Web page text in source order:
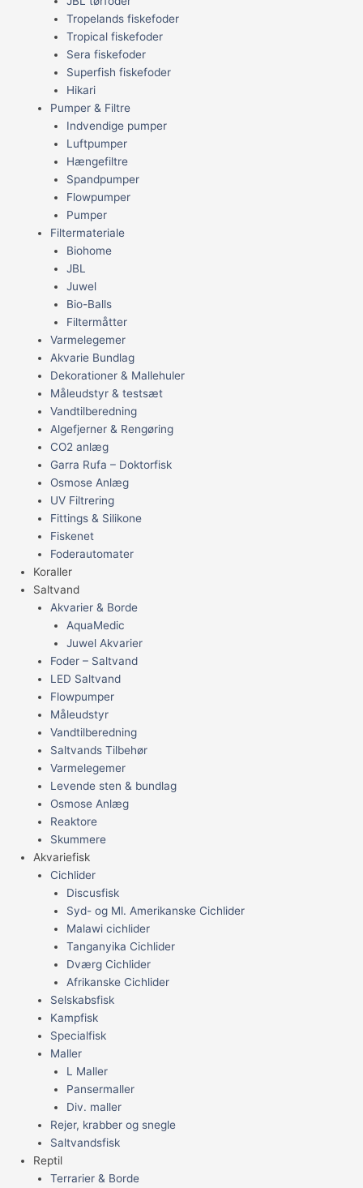
Tropelands fiskefoder
Tropical fiskefoder
Sera fiskefoder
Superfish fiskefoder
Hikari
Pumper & Filtre
Indvendige pumper
Luftpumper
Hængefiltre
Spandpumper
Flowpumper
Pumper
Filtermateriale
Biohome
JBL
Juwel
Bio-Balls
Filtermåtter
Varmelegemer
Akvarie Bundlag
Dekorationer & Mallehuler
Måleudstyr & testsæt
Vandtilberedning
Algefjerner & Rengøring
CO2 anlæg
Garra Rufa – Doktorfisk
Osmose Anlæg
UV Filtrering
Fittings & Silikone
Fiskenet
Foderautomater
Koraller
Saltvand
Akvarier & Borde
AquaMedic
Juwel Akvarier
Foder – Saltvand
LED Saltvand
Flowpumper
Måleudstyr
Vandtilberedning
Saltvands Tilbehør
Varmelegemer
Levende sten & bundlag
Osmose Anlæg
Reaktore
Skummere
Akvariefisk
Cichlider
Discusfisk
Syd- og Ml. Amerikanske Cichlider
Malawi cichlider
Tanganyika Cichlider
Dværg Cichlider
Afrikanske Cichlider
Selskabsfisk
Kampfisk
Specialfisk
Maller
L Maller
Pansermaller
Div. maller
Rejer, krabber og snegle
Saltvandsfisk
Reptil
Terrarier & Borde